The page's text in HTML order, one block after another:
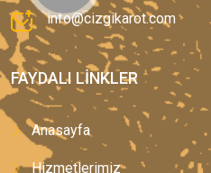
info@cizgikarot.com
FAYDALI LINKLER
Anasayfa
Hizmetlerimiz